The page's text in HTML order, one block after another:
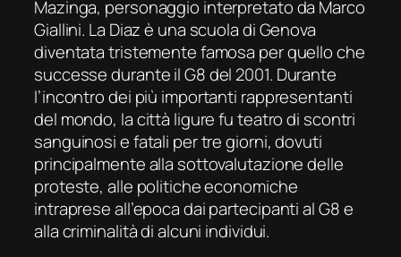
Mazinga, personaggio interpretato da Marco
Giallini. La Diaz è una scuola di Genova
diventata tristemente famosa per quello che
successe durante il G8 del 2001. Durante
l’incontro dei più importanti rappresentanti
del mondo, la città ligure fu teatro di scontri
sanguinosi e fatali per tre giorni, dovuti
principalmente alla sottovalutazione delle
proteste, alle politiche economiche
intraprese all’epoca dai partecipanti al G8 e
alla criminalità di alcuni individui.